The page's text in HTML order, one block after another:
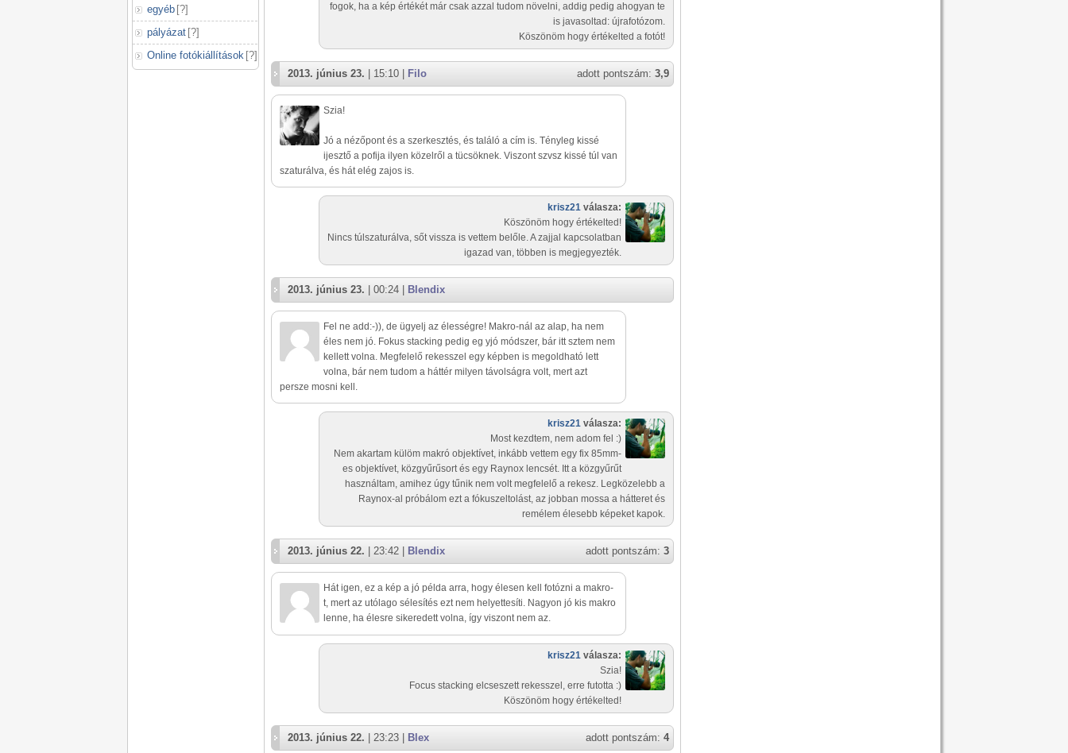
egyéb [?]
pályázat [?]
Online fotókiállítások [?]
fogok, ha a kép értékét már csak azzal tudom növelni, addig pedig ahogyan te
is javasoltad: újrafotózom.
Köszönöm hogy értékelted a fotót!
adott pontszám: 3,9
2013. június 23. | 15:10 | Filo
Szia!
Jó a nézőpont és a szerkesztés, és találó a cím is. Tényleg kissé
ijesztő a pofija ilyen közelről a tücsöknek. Viszont szvsz kissé túl van
szaturálva, és hát elég zajos is.
krisz21 válasza:
Köszönöm hogy értékelted!
Nincs túlszaturálva, sőt vissza is vettem belőle. A zajjal kapcsolatban
igazad van, többen is megjegyezték.
2013. június 23. | 00:24 | Blendix
Fel ne add:-)), de ügyelj az élességre! Makro-nál az alap, ha nem
éles nem jó. Fokus stacking pedig eg yjó módszer, bár itt sztem nem
kellett volna. Megfelelő rekesszel egy képben is megoldható lett
volna, bár nem tudom a háttér milyen távolságra volt, mert azt
persze mosni kell.
krisz21 válasza:
Most kezdtem, nem adom fel :)
Nem akartam külöm makró objektívet, inkább vettem egy fix 85mm-
es objektívet, közgyűrűsort és egy Raynox lencsét. Itt a közgyűrűt
használtam, amihez úgy tűnik nem volt megfelelő a rekesz. Legközelebb a
Raynox-al próbálom ezt a fókuszeltolást, az jobban mossa a hátteret és
remélem élesebb képeket kapok.
adott pontszám: 3
2013. június 22. | 23:42 | Blendix
Hát igen, ez a kép a jó példa arra, hogy élesen kell fotózni a makro-
t, mert az utólago sélesítés ezt nem helyettesíti. Nagyon jó kis makro
lenne, ha élesre sikeredett volna, így viszont nem az.
krisz21 válasza:
Szia!
Focus stacking elcseszett rekesszel, erre futotta :)
Köszönöm hogy értékelted!
adott pontszám: 4
2013. június 22. | 23:23 | Blex